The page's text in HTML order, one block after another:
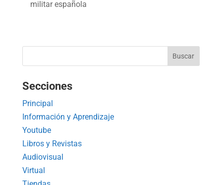
militar española
Secciones
Principal
Información y Aprendizaje
Youtube
Libros y Revistas
Audiovisual
Virtual